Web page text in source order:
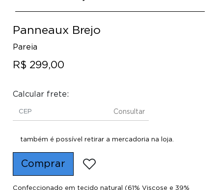
Panneaux Brejo
Pareia
R$ 299,00
Calcular frete:
Consultar
também é possível retirar a mercadoria na loja.
Comprar
Confeccionado em tecido natural (61% Viscose e 39%